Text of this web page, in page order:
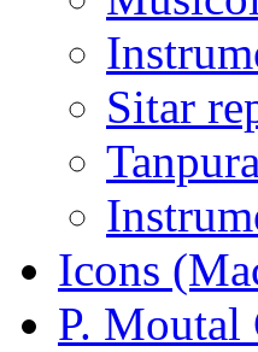
Sitar
Icons
P.